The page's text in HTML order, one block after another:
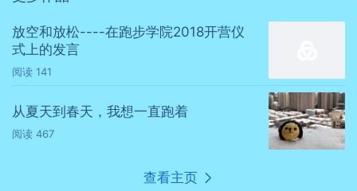
放空和放松----在跑步学院2018开营仪
式上的发言
阅读 141
从夏天到春天，我想一直跑着
阅读 467
查看主页